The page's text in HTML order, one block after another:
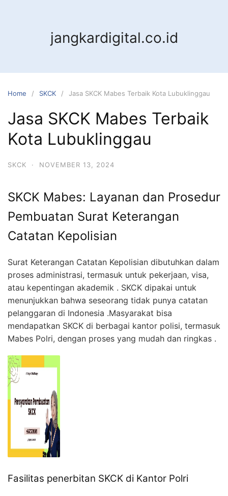
jangkardigital.co.id
Home SKCK Jasa SKCK Mabes Terbaik Kota Lubuklinggau
Jasa SKCK Mabes Terbaik
Kota Lubuklinggau
SKCK · NOVEMBER 13, 2024
SKCK Mabes: Layanan dan Prosedur
Pembuatan Surat Keterangan
Catatan Kepolisian
Surat Keterangan Catatan Kepolisian dibutuhkan dalam
proses administrasi, termasuk untuk pekerjaan, visa,
atau kepentingan akademik . SKCK dipakai untuk
menunjukkan bahwa seseorang tidak punya catatan
pelanggaran di Indonesia .Masyarakat bisa
mendapatkan SKCK di berbagai kantor polisi, termasuk
Mabes Polri, dengan proses yang mudah dan ringkas .
Fasilitas penerbitan SKCK di Kantor Polri